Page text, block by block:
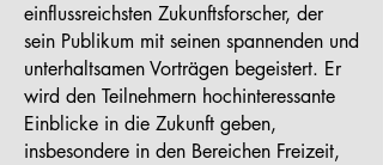
einflussreichsten Zukunftsforscher, der
sein Publikum mit seinen spannenden und
unterhaltsamen Vorträgen begeistert. Er
wird den Teilnehmern hochinteressante
Einblicke in die Zukunft geben,
insbesondere in den Bereichen Freizeit,